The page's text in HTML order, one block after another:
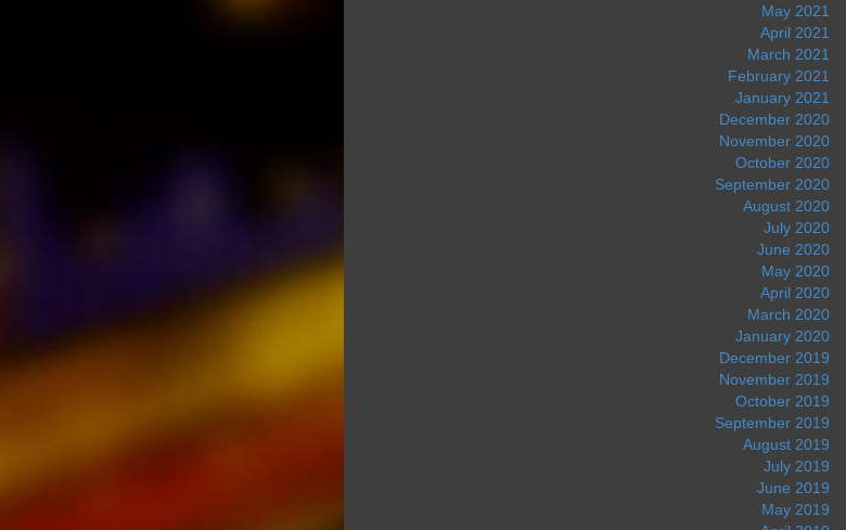
May 2021
April 2021
March 2021
February 2021
January 2021
December 2020
November 2020
October 2020
September 2020
August 2020
July 2020
June 2020
May 2020
April 2020
March 2020
January 2020
December 2019
November 2019
October 2019
September 2019
August 2019
July 2019
June 2019
May 2019